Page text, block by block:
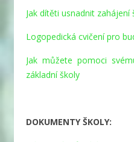
Jak dítěti usnadnit zahájení
Logopedická cvičení pro
Jak můžete pomoci
základní školy
DOKUMENTY ŠKOLY: